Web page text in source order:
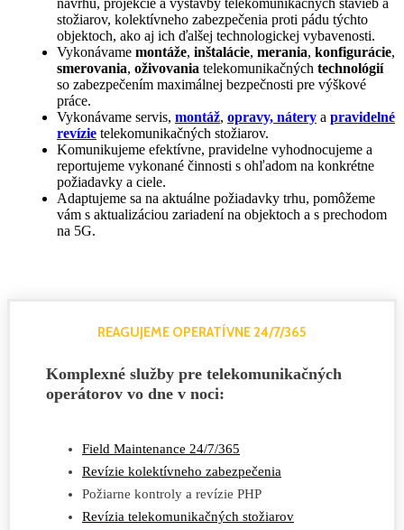
stožiarov, kolektívneho zabezpečenia proti pádu týchto
objektoch, ako aj ich ďalšej technologickej vybavenosti.
Vykonávame montáže, inštalácie, merania, konfigurácie,
smerovania, oživovania telekomunikačných technológií
so zabezpečením maximálnej bezpečnosti pre výškové
práce.
Vykonávame servis, montáž, opravy, nátery a pravidelné
revízie telekomunikačných stožiarov.
Komunikujeme efektívne, pravidelne vyhodnocujeme a
reportujeme vykonané činnosti s ohľadom na konkrétne
požiadavky a ciele.
Adaptujeme sa na aktuálne požiadavky trhu, pomôžeme
vám s aktualizáciou zariadení na objektoch a s prechodom
na 5G.
REAGUJEME OPERATÍVNE 24/7/365
Komplexné služby pre telekomunikačných
operátorov vo dne v noci:
Field Maintenance 24/7/365
Revízie kolektívneho zabezpečenia
Požiarne kontroly a revízie PHP
Revízia telekomunikačných stožiarov